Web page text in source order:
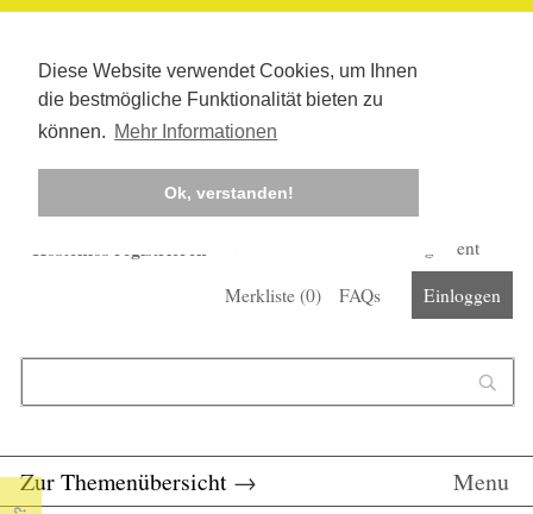
Diese Website verwendet Cookies, um Ihnen
die bestmögliche Funktionalität bieten zu
können. Mehr Informationen
Ok, verstanden!
Kostenlos registrieren
Corona-Management
Merkliste (0) FAQs Einloggen
Zur Themenübersicht → Menu